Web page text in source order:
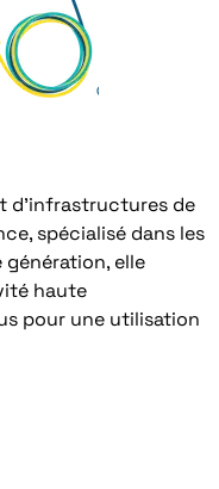
d’infrastructures de
spécialisé dans les
elle
haute
pour une utilisation